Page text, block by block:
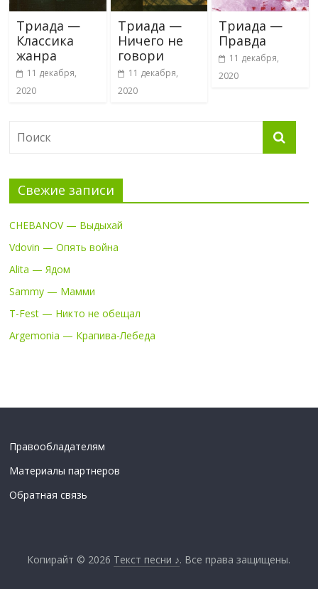
Триада —
Классика
жанра
11 декабря,
2020
Триада —
Ничего не
говори
11 декабря,
2020
Триада —
Правда
11 декабря,
2020
Свежие записи
CHEBANOV — Выдыхай
Vdovin — Опять война
Alita — Ядом
Sammy — Мамми
T-Fest — Никто не обещал
Argemonia — Крапива-Лебеда
Правообладателям
Материалы партнеров
Обратная связь
Копирайт © 2026 Текст песни ♪. Все права защищены.